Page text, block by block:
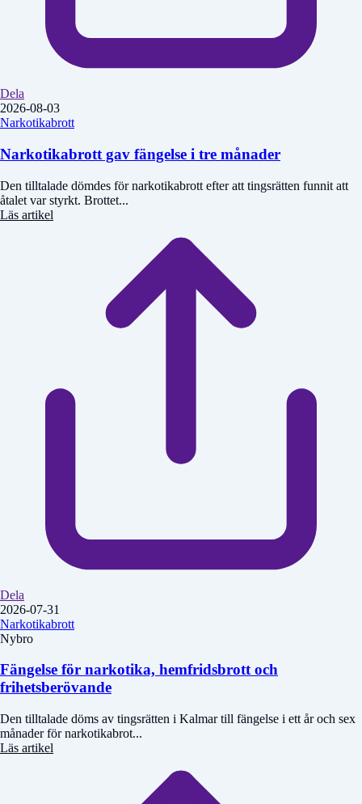
Dela
2026-08-03
Narkotikabrott
Narkotikabrott gav fängelse i tre månader
Den tilltalade dömdes för narkotikabrott efter att tingsrätten funnit att
åtalet var styrkt. Brottet...
Läs artikel
Dela
2026-07-31
Narkotikabrott
Nybro
Fängelse för narkotika, hemfridsbrott och
frihetsberövande
Den tilltalade döms av tingsrätten i Kalmar till fängelse i ett år och sex
månader för narkotikabrot...
Läs artikel